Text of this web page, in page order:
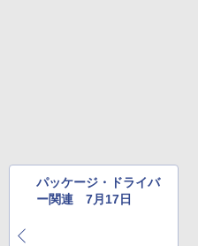
パッケージ・ドライバ
ー関連 7月17日